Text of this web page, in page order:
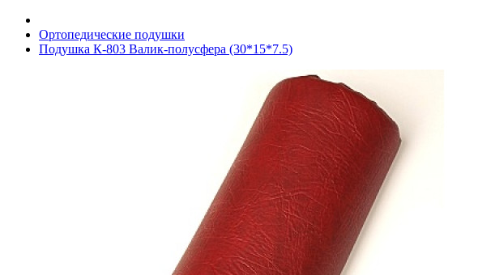
Ортопедические подушки
Подушка К-803 Валик-полусфера (30*15*7.5)